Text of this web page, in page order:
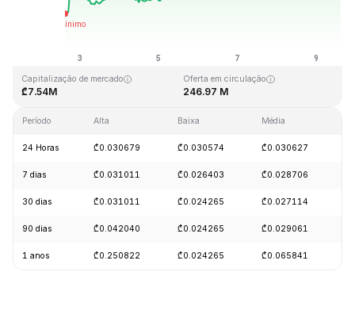
Última atualização: 2026-08-09, 15:04 GMT+0
Capitalização de mercado
₾7.54M
Oferta em circulação
246.97 M
Período Alta Baixa Média
24 Horas ₾0.030679 ₾0.030574 ₾0.030627
7 dias ₾0.031011 ₾0.026403 ₾0.028706
30 dias ₾0.031011 ₾0.024265 ₾0.027114
90 dias ₾0.042040 ₾0.024265 ₾0.029061
1 anos ₾0.250822 ₾0.024265 ₾0.065841